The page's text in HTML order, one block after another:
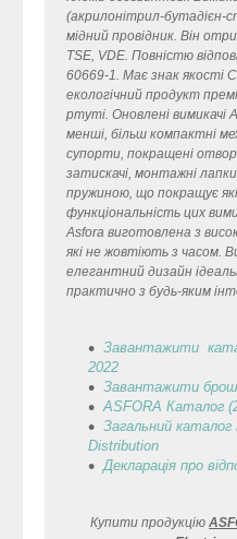
(акрилонітрил-бутадієн-
мідний провідник. Він
TSE, VDE. Повністю
60669-1. Має знак якості
екологічний продукт
ртуті. Оновлені
менші, більш компактні
супорти, покращені
затискачі, монтажні
пружиною, що покращує
функціональність цих
Asfora виготовлена з
які не жовтіють з часом.
елегантний дизайн
практично з будь-яким
Завантажити
2022
Завантажити
ASFORA Каталог
Загальний каталог
Distribution
Деклараціяпро
Купити продукцію